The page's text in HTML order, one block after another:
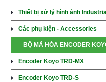
Thiết bị xử lý hình ảnh
Các phụ kiện - Accessories
BỘ MÃ HÓA ENCODER
Encoder Koyo TRD-MX
Encoder Koyo TRD-S